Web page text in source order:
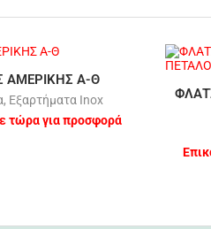
ΑΜΕΡΙΚΗΣ Α-Θ
, Εξαρτήματα Inox
τώρα για προσφορά